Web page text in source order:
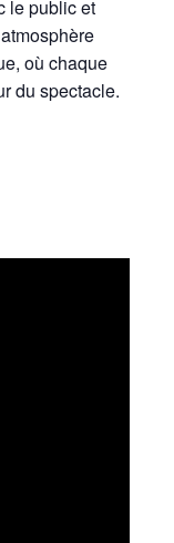
le public et
où chaque
du spectacle.